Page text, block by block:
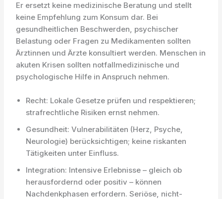
Er ersetzt keine medizinische Beratung und stellt
keine Empfehlung zum Konsum dar. Bei
gesundheitlichen Beschwerden, psychischer
Belastung oder Fragen zu Medikamenten sollten
Ärztinnen und Ärzte konsultiert werden. Menschen in
akuten Krisen sollten notfallmedizinische und
psychologische Hilfe in Anspruch nehmen.
Recht: Lokale Gesetze prüfen und respektieren;
strafrechtliche Risiken ernst nehmen.
Gesundheit: Vulnerabilitäten (Herz, Psyche,
Neurologie) berücksichtigen; keine riskanten
Tätigkeiten unter Einfluss.
Integration: Intensive Erlebnisse – gleich ob
herausfordernd oder positiv – können
Nachdenkphasen erfordern. Seriöse, nicht-